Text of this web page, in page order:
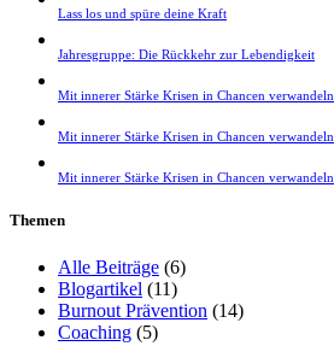
Lass los und spüre deine Kraft
Jahresgruppe: Die Rückkehr zur Lebendigkeit
Mit innerer Stärke Krisen in Chancen verwandeln
Mit innerer Stärke Krisen in Chancen verwandeln
Mit innerer Stärke Krisen in Chancen verwandeln
Themen
Alle Beiträge (6)
Blogartikel (11)
Burnout Prävention (14)
Coaching (5)